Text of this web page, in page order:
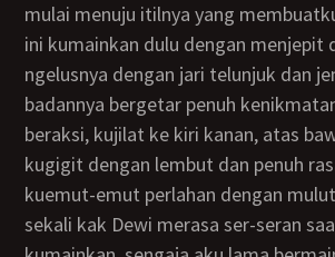
mulai menuju itilnya yang
ini kumainkan dulu dengan menjepit
ngelusnya dengan jari telunjuk dan
badannya bergetar penuh
beraksi, kujilat ke kiri kanan, atas
kugigit dengan lembut dan penuh
kuemut-emut perlahan dengan
sekali kak Dewi merasa ser-seran